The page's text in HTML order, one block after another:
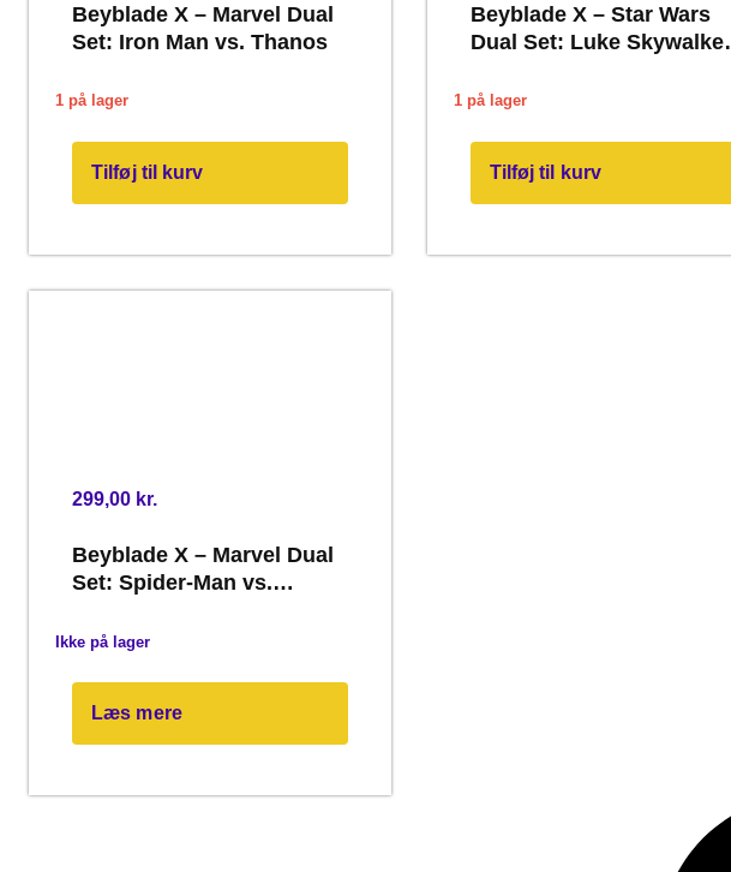
Beyblade X – Marvel Dual
Set: Iron Man vs. Thanos
1 på lager
Tilføj til kurv
Beyblade X – Star Wars
Dual Set: Luke Skywalker
1 på lager
Tilføj til kurv
299,00 kr.
Beyblade X – Marvel Dual
Set: Spider-Man vs.
Ikke på lager
Læs mere